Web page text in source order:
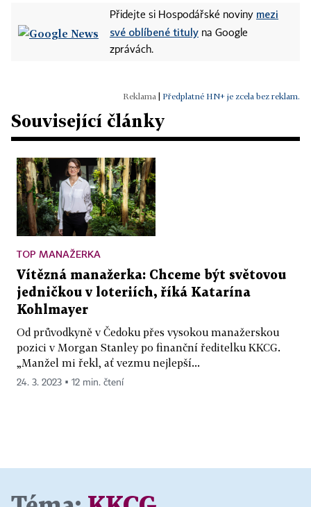
Přidejte si Hospodářské noviny mezi
své oblíbené tituly na Google
zprávách.
Předplatné HN+ je zcela bez reklam.
Související články
TOP MANAŽERKA
Vítězná manažerka: Chceme být světovou
jedničkou v loteriích, říká Katarína
Kohlmayer
Od průvodkyně v Čedoku přes vysokou manažerskou
pozici v Morgan Stanley po finanční ředitelku KKCG.
„Manžel mi řekl, ať vezmu nejlepší...
24. 3. 2023 ▪ 12 min. čtení